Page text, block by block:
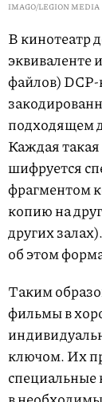
IMAGO/LEGION MEDIA
В кинотеатр
эквиваленте
файлов) DCP-
подходящем
Каждая
шифруется
фрагментом
копию на
других
об этом
Таким
фильмы в
ключом. Их